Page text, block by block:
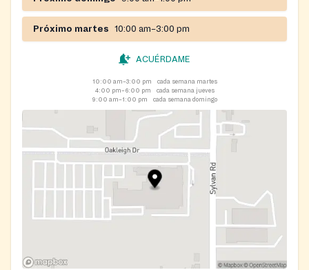
Próximo martes 10:00 am–3:00 pm
ACUÉRDAME
10:00 am–3:00 pm
cada semana martes
4:00 pm–6:00 pm
cada semana jueves
9:00 am–1:00 pm
cada semana domingo